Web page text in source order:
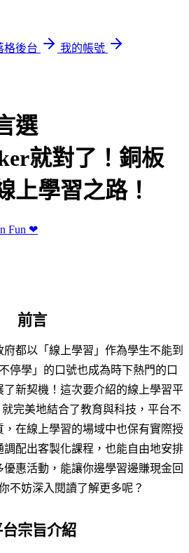
格後台
我的帳號
選
就對了！銅板
上學習之路！
Fun ❤
前言
都以「線上學習」作為學生不能到
停學」的口號也成為時下熱門的口
新契機！這次要介紹的線上學習平
就完美地結合了教育與科技，平台不
在線上學習的場域中也保有實際授
配出客製化課程，也能自由地安排
惠活動，能讓你邊學習邊賺現金回
不妨深入閱讀了解更多呢？
台宗旨介紹